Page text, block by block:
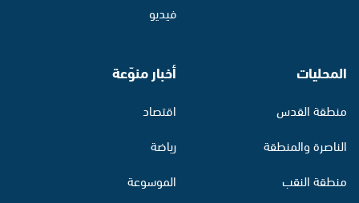
فيديو
المحليات
منطقة القدس
الناصرة والمنطقة
منطقة النقب
أخبار منوّعة
اقتصاد
رياضة
الموسوعة